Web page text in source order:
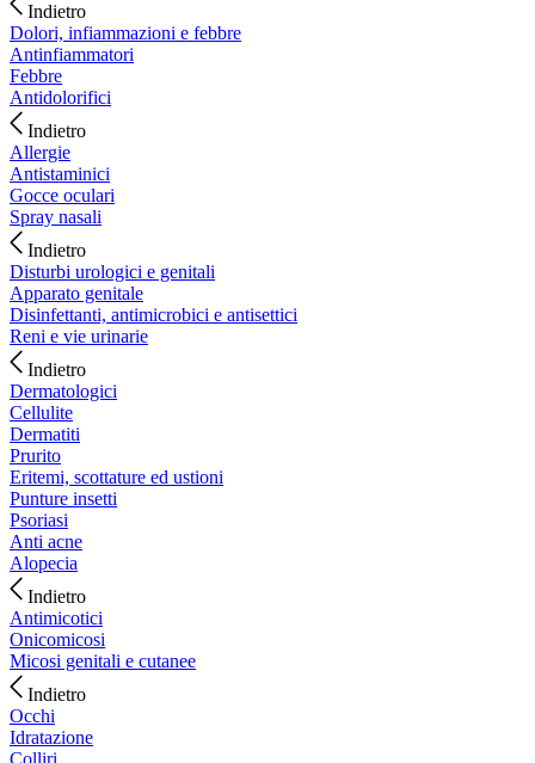
Indietro
Dolori, infiammazioni e febbre
Antinfiammatori
Febbre
Antidolorifici
Indietro
Allergie
Antistaminici
Gocce oculari
Spray nasali
Indietro
Disturbi urologici e genitali
Apparato genitale
Disinfettanti, antimicrobici e antisettici
Reni e vie urinarie
Indietro
Dermatologici
Cellulite
Dermatiti
Prurito
Eritemi, scottature ed ustioni
Punture insetti
Psoriasi
Anti acne
Alopecia
Indietro
Antimicotici
Onicomicosi
Micosi genitali e cutanee
Indietro
Occhi
Idratazione
Colliri